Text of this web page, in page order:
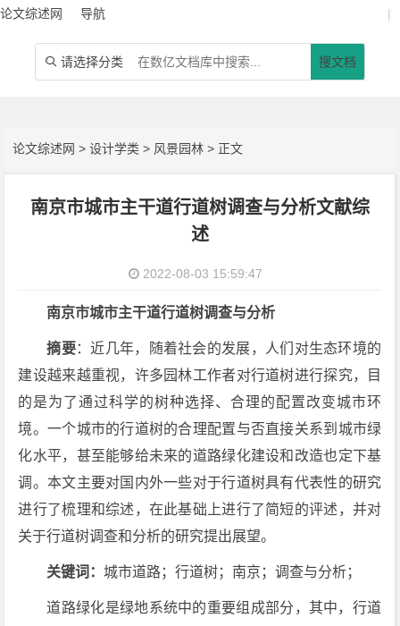
论文综述网 导航 |
 请选择分类 搜文档
论文综述网 >设计学类 > 风景园林 > 正文
南京市城市主干道行道树调查与分析文献综
述
2022-08-03 15:59:47
南京市城市主干道行道树调查与分析
摘要：近几年，随着社会的发展，人们对生态环境的
建设越来越重视，许多园林工作者对行道树进行探究，目
的是为了通过科学的树种选择、合理的配置改变城市环
境。一个城市的行道树的合理配置与否直接关系到城市绿
化水平，甚至能够给未来的道路绿化建设和改造也定下基
调。本文主要对国内外一些对于行道树具有代表性的研究
进行了梳理和综述，在此基础上进行了简短的评述，并对
关于行道树调查和分析的研究提出展望。
关键词：城市道路；行道树；南京；调查与分析；
道路绿化是绿地系统中的重要组成部分，其中，行道